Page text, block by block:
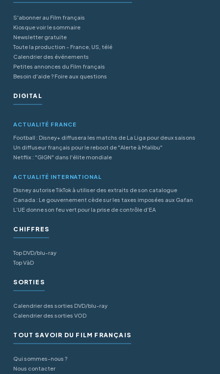
S'abonner au Film français
Kiosque voir le sommaire
Newsletter gratuite
Toute la production - France, US, télé
Calendrier des événements
Petites annonces du Film français
Besoin d'aide ? Foire aux questions
DIGITAL
ACTUALITÉ FRANCE
Football : Disney+ diffusera les matchs de La Liga pour deux saisons
Un diffuseur français pour le reboot de "Alerte à Malibu"
Netflix : "GIGN" dans l'élite mondiale
ACTUALITÉ INTERNATIONAL
Disney autorise TikTok à utiliser des extraits de son catalogue
Canada : Le gouvernement cède sur les taxes imposées aux Gafan
L’UE donne son feu vert pour la prise de contrôle d’EA
CHIFFRES
Top DVD/blu-ray
Top VàD
SORTIES
Calendrier des sorties DVD/blu-ray
Calendrier des sorties VOD
TOUT SAVOIR DU FILM FRANÇAIS
Qui sommes-nous ?
Nous contacter